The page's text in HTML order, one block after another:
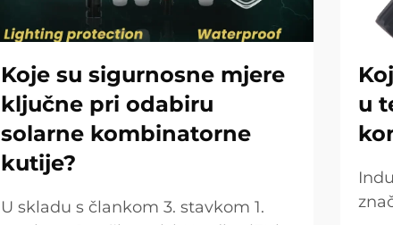
Koje su sigurnosne mjere
ključne pri odabiru
solarne kombinatorne
kutije?
U skladu s člankom 3. stavkom 1.
u